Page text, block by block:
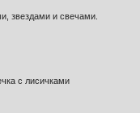
звездами и свечами.
с лисичками